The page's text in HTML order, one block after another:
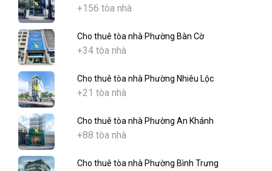
+156 tòa nhà
Cho thuê tòa nhà Phường Bàn Cờ
+34 tòa nhà
Cho thuê tòa nhà Phường Nhiêu Lộc
+21 tòa nhà
Cho thuê tòa nhà Phường An Khánh
+88 tòa nhà
Cho thuê tòa nhà Phường Bình Trưng